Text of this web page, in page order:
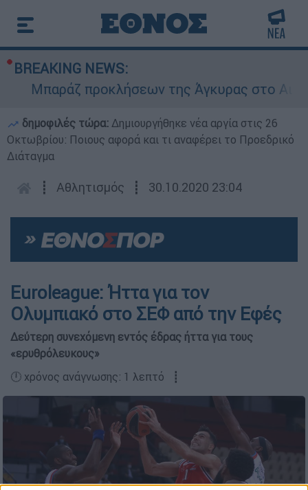
BREAKING NEWS:
Μπαράζ προκλήσεων της Άγκυρας στο
δημοφιλές τώρα: Δημιουργήθηκε νέα αργία στις 26
Οκτωβρίου: Ποιους αφορά και τι αναφέρει το Προεδρικό
Διάταγμα
┋ Αθλητισμός ┋ 30.10.2020 23:04
Euroleague: Ήττα για τον
Ολυμπιακό στο ΣΕΦ από την Εφές
Δεύτερη συνεχόμενη εντός έδρας ήττα για τους
«ερυθρόλευκους»
🕛 χρόνος ανάγνωσης: 1 λεπτό ┋